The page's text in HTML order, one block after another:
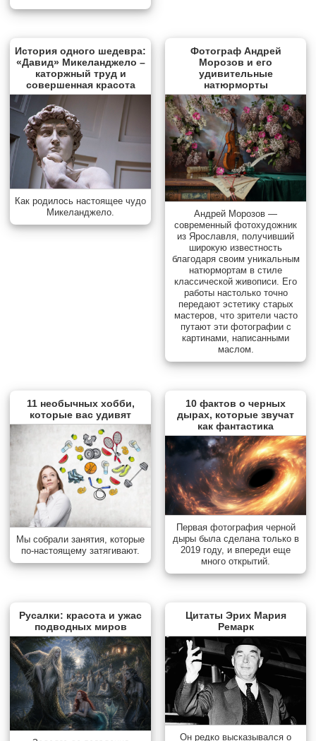
История одного шедевра:
«Давид» Микеланджело –
каторжный труд и
совершенная красота
Как родилось настоящее чудо
Микеланджело.
Фотограф Андрей
Морозов и его
удивительные
натюрморты
Андрей Морозов —
современный фотохудожник
из Ярославля, получивший
широкую известность
благодаря своим уникальным
натюрмортам в стиле
классической живописи. Его
работы настолько точно
передают эстетику старых
мастеров, что зрители часто
путают эти фотографии с
картинами, написанными
маслом.
11 необычных хобби,
которые вас удивят
Мы собрали занятия, которые
по-настоящему затягивают.
10 фактов о черных
дырах, которые звучат
как фантастика
Первая фотография черной
дыры была сделана только в
2019 году, и впереди еще
много открытий.
Русалки: красота и ужас
подводных миров
Цитаты Эрих Мария
Ремарк
Он редко высказывался о